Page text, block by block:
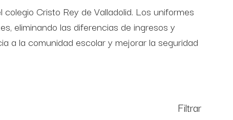
Cristo Rey de Valladolid. Los uniformes
eliminando las diferencias de ingresos y
a la comunidad escolar y mejorar la seguridad
Filtrar